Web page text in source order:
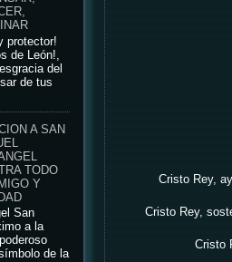
protector!
de León!,
del
de tus
A SAN
TODO
Y
San
a la
de la
Cristo Rey,
Cristo Rey,
Cristo